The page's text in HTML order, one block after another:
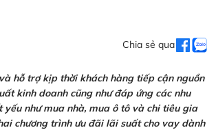
Chia sẻ qua
hỗ trợ kịp thời khách hàng tiếp cận nguồn
kinh doanh cũng như đáp ứng các nhu
yếu như mua nhà, mua ô tô và chi tiêu gia
chương trình ưu đãi lãi suất cho vay dành